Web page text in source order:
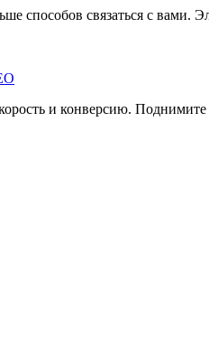
способов связаться с
и конверсию.